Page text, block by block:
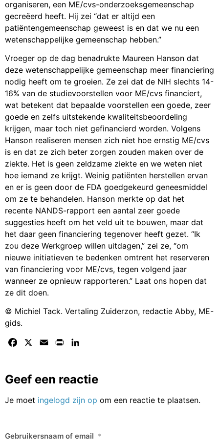
organiseren, een ME/cvs-onderzoeksgemeenschap
gecreëerd heeft. Hij zei “dat er altijd een
patiëntengemeenschap geweest is en dat we nu een
wetenschappelijke gemeenschap hebben.”
Vroeger op de dag benadrukte Maureen Hanson dat
deze wetenschappelijke gemeenschap meer financiering
nodig heeft om te groeien. Ze zei dat de NIH slechts 14-
16% van de studievoorstellen voor ME/cvs financiert,
wat betekent dat bepaalde voorstellen een goede, zeer
goede en zelfs uitstekende kwaliteitsbeoordeling
krijgen, maar toch niet gefinancierd worden. Volgens
Hanson realiseren mensen zich niet hoe ernstig ME/cvs
is en dat ze zich beter zorgen zouden maken over de
ziekte. Het is geen zeldzame ziekte en we weten niet
hoe iemand ze krijgt. Weinig patiënten herstellen ervan
en er is geen door de FDA goedgekeurd geneesmiddel
om ze te behandelen. Hanson merkte op dat het
recente NANDS-rapport een aantal zeer goede
suggesties heeft om het veld uit te bouwen, maar dat
het daar geen financiering tegenover heeft gezet. “Ik
zou deze Werkgroep willen uitdagen,” zei ze, “om
nieuwe initiatieven te bedenken omtrent het reserveren
van financiering voor ME/cvs, tegen volgend jaar
wanneer ze opnieuw rapporteren.” Laat ons hopen dat
ze dit doen.
© Michiel Tack. Vertaling Zuiderzon, redactie Abby, ME-
gids.
Facebook Email Print
Geef een reactie
Je moet ingelogd zijn op om een reactie te plaatsen.
Gebruikersnaam of email *